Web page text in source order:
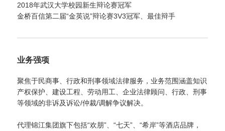
2018年武汉大学校园新生辩论赛冠军
金桥百信第二届“金英说”辩论赛3V3冠军、最佳辩手
业务强项
聚焦于民商事、行政和刑事领域法律服务，业务范围涵盖知识
产权保护、建设工程、劳动用工、企业法律顾问、行政、刑事
等领域的非诉及诉讼/仲裁/调解争议解决。
代理锦江集团旗下包括“欢朋”、“七天”、“希岸”等酒店品牌，